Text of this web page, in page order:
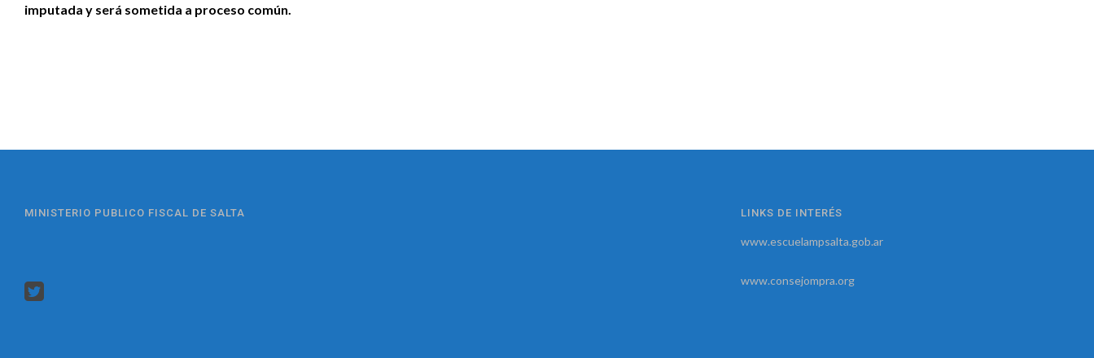
imputada y será sometida a proceso común.
MINISTERIO PUBLICO FISCAL DE SALTA LINKS DE INTERÉS
www.escuelampsalta.gob.ar
www.consejompra.org